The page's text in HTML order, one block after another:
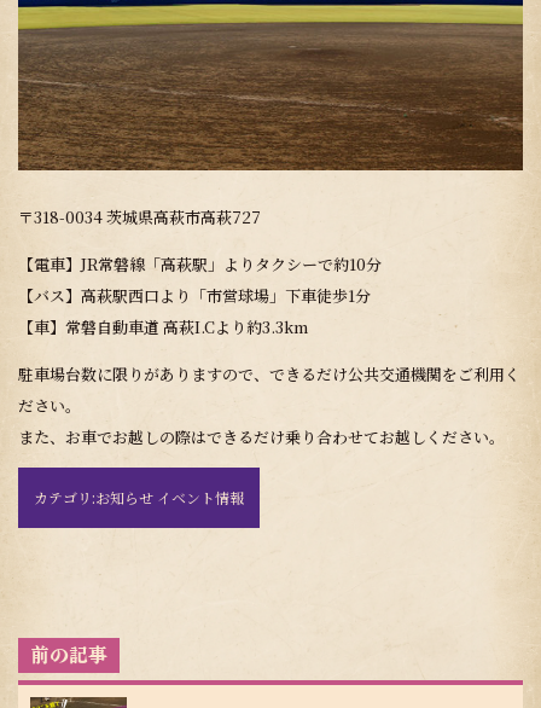
〒318-0034 茨城県高萩市高萩727
【電車】JR常磐線「高萩駅」よりタクシーで約10分
【バス】高萩駅西口より「市営球場」下車徒歩1分
【車】常磐自動車道 高萩I.Cより約3.3km
駐車場台数に限りがありますので、できるだけ公共交通機関をご利用く
ださい。
また、お車でお越しの際はできるだけ乗り合わせてお越しください。
カテゴリ:お知らせ イベント情報
投
稿
ナ